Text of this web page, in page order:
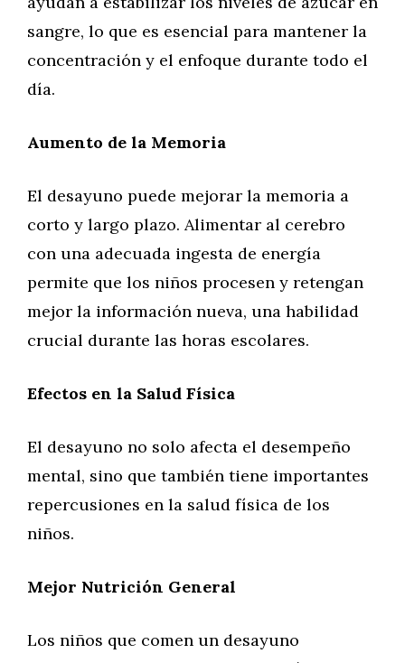
sangre, lo que es esencial para mantener la
concentración y el enfoque durante todo el
día.
Aumento de la Memoria
El desayuno puede mejorar la memoria a
corto y largo plazo. Alimentar al cerebro
con una adecuada ingesta de energía
permite que los niños procesen y retengan
mejor la información nueva, una habilidad
crucial durante las horas escolares.
Efectos en la Salud Física
El desayuno no solo afecta el desempeño
mental, sino que también tiene importantes
repercusiones en la salud física de los
niños.
Mejor Nutrición General
Los niños que comen un desayuno